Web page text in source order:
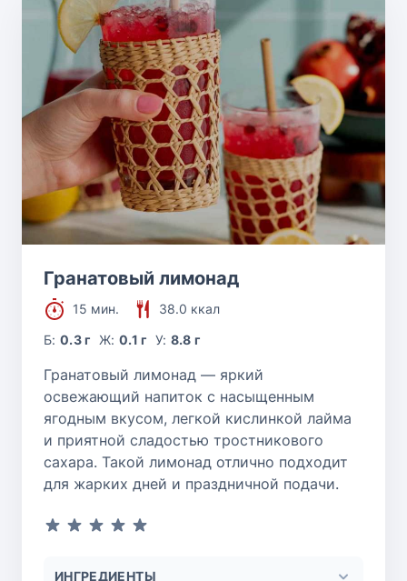
Гранатовый лимонад
15 мин.
38.0 ккал
Б:0.3 г Ж: 0.1 г У: 8.8 г
Гранатовый лимонад — яркий
освежающий напиток с насыщенным
ягодным вкусом, легкой кислинкой лайма
и приятной сладостью тростникового
сахара. Такой лимонад отлично подходит
для жарких дней и праздничной подачи.
ИНГРЕДИЕНТЫ